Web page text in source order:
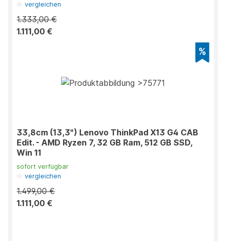
vergleichen
1.333,00 €
1.111,00 €
33,8cm (13,3") Lenovo ThinkPad X13 G4 CAB
Edit. - AMD Ryzen 7, 32 GB Ram, 512 GB SSD,
Win 11
sofort verfügbar
vergleichen
1.499,00 €
1.111,00 €